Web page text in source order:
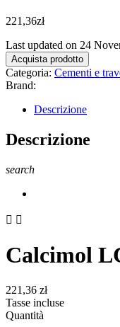
221,36zł
Last updated on 24
Acquista prodotto
Categoria: Cementi e
Brand:
Descrizione
Descrizione
search
 
Calcimol
221,36 zł
Tasse incluse
Quantità